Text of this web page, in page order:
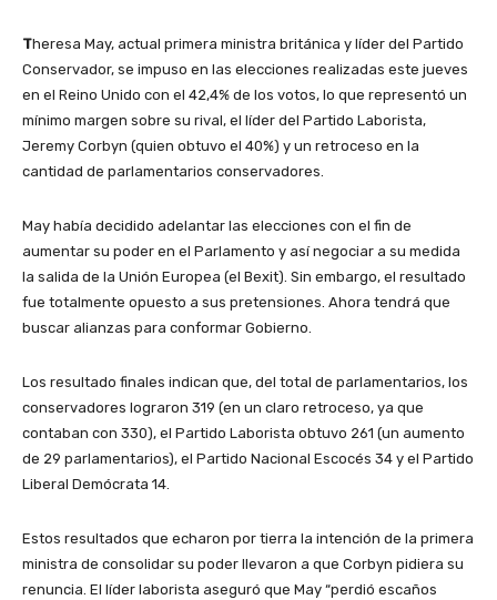
Theresa May, actual primera ministra británica y líder del Partido
Conservador, se impuso en las elecciones realizadas este jueves
en el Reino Unido con el 42,4% de los votos, lo que representó un
mínimo margen sobre su rival, el líder del Partido Laborista,
Jeremy Corbyn (quien obtuvo el 40%) y un retroceso en la
cantidad de parlamentarios conservadores.
May había decidido adelantar las elecciones con el fin de
aumentar su poder en el Parlamento y así negociar a su medida
la salida de la Unión Europea (el Bexit). Sin embargo, el resultado
fue totalmente opuesto a sus pretensiones. Ahora tendrá que
buscar alianzas para conformar Gobierno.
Los resultado finales indican que, del total de parlamentarios, los
conservadores lograron 319 (en un claro retroceso, ya que
contaban con 330), el Partido Laborista obtuvo 261 (un aumento
de 29 parlamentarios), el Partido Nacional Escocés 34 y el Partido
Liberal Demócrata 14.
Estos resultados que echaron por tierra la intención de la primera
ministra de consolidar su poder llevaron a que Corbyn pidiera su
renuncia. El líder laborista aseguró que May “perdió escaños